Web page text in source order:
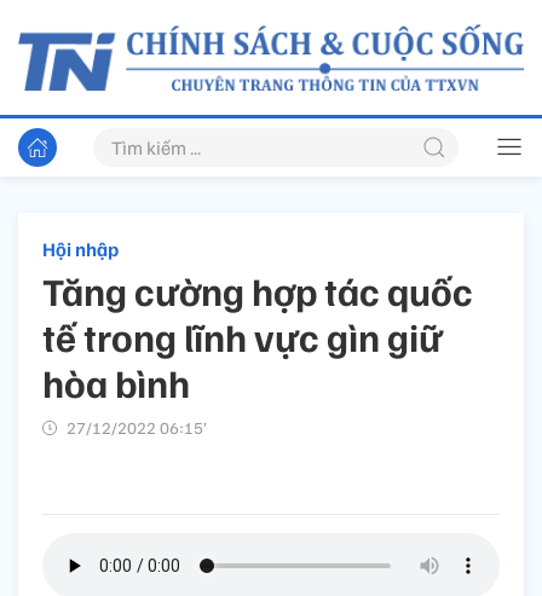
Hội nhập
Tăng cường hợp tác quốc
tế trong lĩnh vực gìn giữ
hòa bình
27/12/2022 06:15’